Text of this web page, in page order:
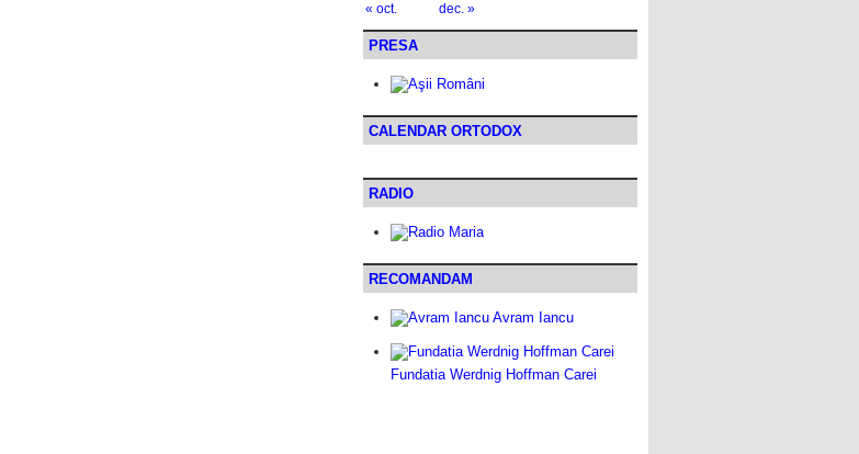
« oct. dec. »
PRESA
CALENDAR ORTODOX
RADIO
RECOMANDAM
Avram Iancu
Fundatia Werdnig Hoffman Carei